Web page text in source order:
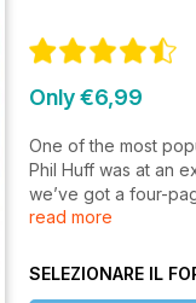
Only €6,99
One of the most
Phil Huff was at an
we’ve got a four-
and Hyundai Bayon.
read more
SELEZIONARE IL